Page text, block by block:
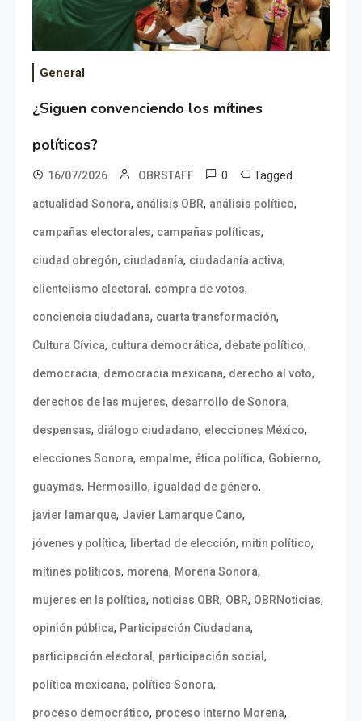
General
¿Siguen convenciendo los mítines
políticos?
16/07/2026 OBRSTAFF 0 Tagged
actualidad Sonora, análisis OBR, análisis político,
campañas electorales, campañas políticas,
ciudad obregón, ciudadanía, ciudadanía activa,
clientelismo electoral, compra de votos,
conciencia ciudadana, cuarta transformación,
Cultura Cívica, cultura democrática, debate político,
democracia, democracia mexicana, derecho al voto,
derechos de las mujeres, desarrollo de Sonora,
despensas, diálogo ciudadano, elecciones México,
elecciones Sonora, empalme, ética política, Gobierno,
guaymas, Hermosillo, igualdad de género,
javier lamarque, Javier Lamarque Cano,
jóvenes y política, libertad de elección, mitin político,
mítines políticos, morena, Morena Sonora,
mujeres en la política, noticias OBR, OBR, OBRNoticias,
opinión pública, Participación Ciudadana,
participación electoral, participación social,
política mexicana, política Sonora,
proceso democrático, proceso interno Morena,